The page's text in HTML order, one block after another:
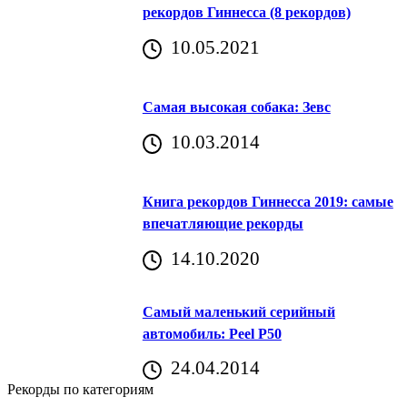
рекордов Гиннесса (8 рекордов)
10.05.2021
Самая высокая собака: Зевс
10.03.2014
Книга рекордов Гиннесса 2019: самые
впечатляющие рекорды
14.10.2020
Самый маленький серийный
автомобиль: Peel P50
24.04.2014
Рекорды по категориям